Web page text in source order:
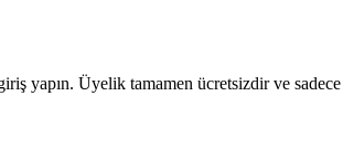
yapın. Üyelik tamamen ücretsizdir ve sadece